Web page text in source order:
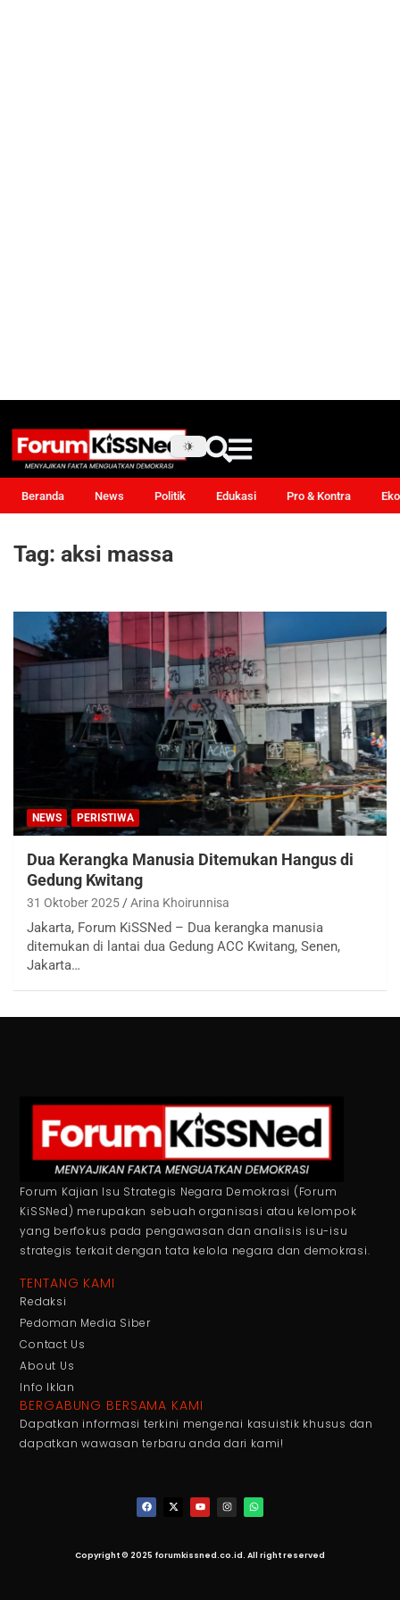
Beranda News Politik Edukasi Pro & Kontra
Tag: aksi massa
NEWS PERISTIWA
Dua Kerangka Manusia Ditemukan Hangus di
Gedung Kwitang
31 Oktober 2025 Arina Khoirunnisa
Jakarta, Forum KiSSNed – Dua kerangka manusia
ditemukan di lantai dua Gedung ACC Kwitang, Senen,
Jakarta…
Forum Kajian Isu Strategis Negara Demokrasi (Forum
KiSSNed) merupakan sebuah organisasi atau kelompok
yang berfokus pada pengawasan dan analisis isu-isu
strategis terkait dengan tata kelola negara dan demokrasi.
TENTANG KAMI
Redaksi
Pedoman Media Siber
Contact Us
About Us
Info Iklan
BERGABUNG BERSAMA KAMI
Dapatkan informasi terkini mengenai kasuistik khusus dan
dapatkan wawasan terbaru anda dari kami!
Copyright © 2025 forumkissned.co.id. All right reserved